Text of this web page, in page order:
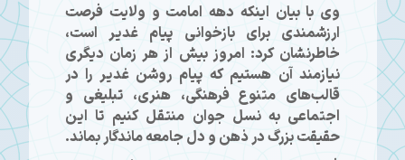
وی با بیان اینکه دهه امامت و ولایت فرصت
ارزشمندی برای بازخوانی پیام غدیر است،
خاطرنشان کرد: امروز بیش از هر زمان دیگری
نیازمند آن هستیم که پیام روشن غدیر را در
قالب‌های متنوع فرهنگی، هنری، تبلیغی و
اجتماعی به نسل جوان منتقل کنیم تا این
حقیقت بزرگ در ذهن و دل جامعه ماندگار بماند.